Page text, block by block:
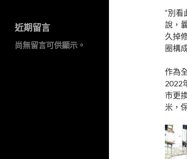
“別看
說，
久掉
圈構
作為
2022
市更
米，
近期留言
尚無留言可供顯示。